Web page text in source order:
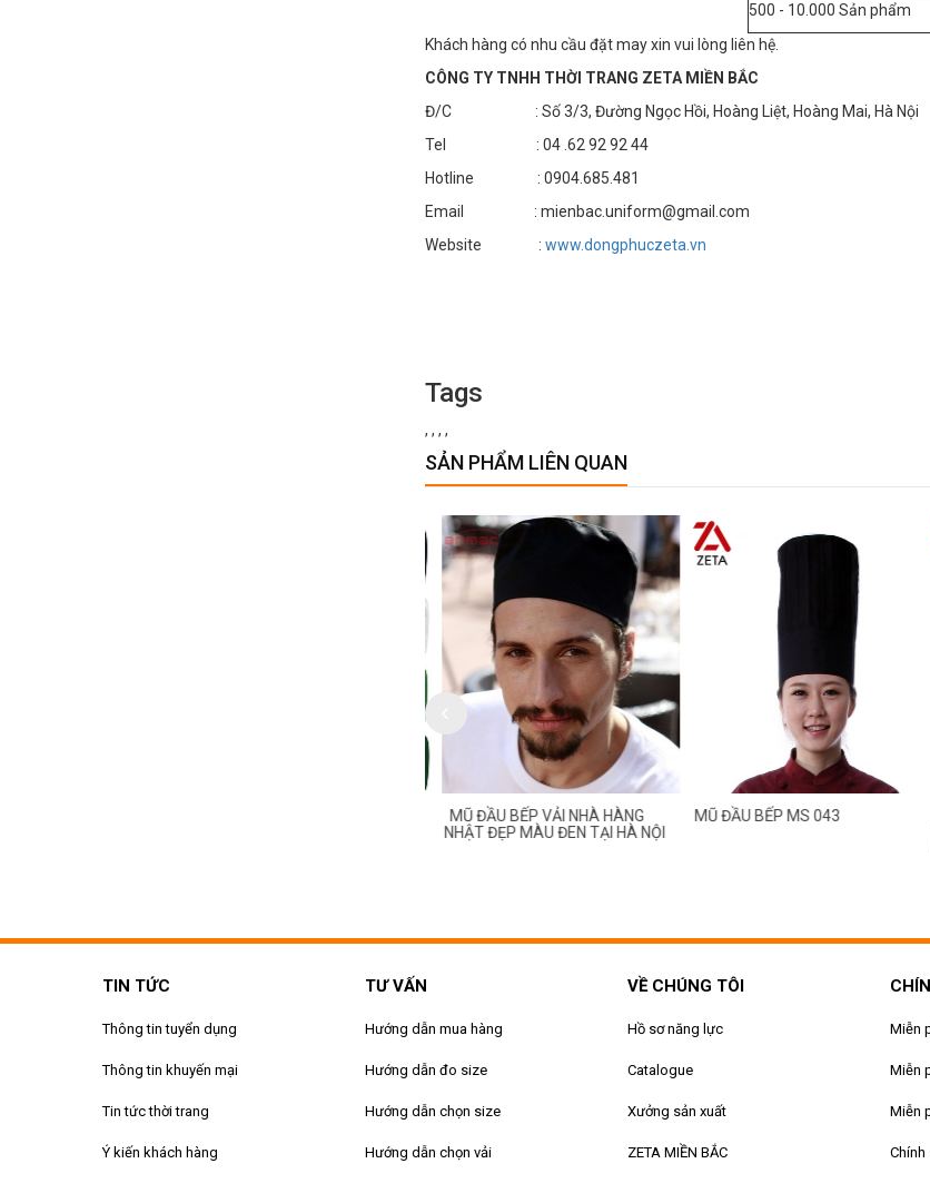
500 - 10.000 Sản phẩm
Khách hàng có nhu cầu đặt may xin vui lòng liên hệ.
CÔNG TY TNHH THỜI TRANG ZETA MIỀN BẮC
Đ/C : Số 3/3, Đường Ngọc Hồi, Hoàng Liệt, Hoàng Mai, Hà Nội
Tel : 04 .62 92 92 44
Hotline : 0904.685.481
Email : mienbac.uniform@gmail.com
Website : www.dongphuczeta.vn
Tags
, , , ,
SẢN PHẨM LIÊN QUAN
MŨ ĐẦU BẾP VẢI NHÀ HÀNG
NHẬT ĐẸP MÀU ĐEN TẠI HÀ NỘI
MŨ ĐẦU BẾP MS 043
TIN TỨC
Thông tin tuyển dụng
Thông tin khuyến mại
Tin tức thời trang
Ý kiến khách hàng
TƯ VẤN
Hướng dẫn mua hàng
Hướng dẫn đo size
Hướng dẫn chọn size
Hướng dẫn chọn vải
VỀ CHÚNG TÔI
Hồ sơ năng lực
Catalogue
Xưởng sản xuất
ZETA MIỀN BẮC
Miễn
Miễn
Miễn
Chính